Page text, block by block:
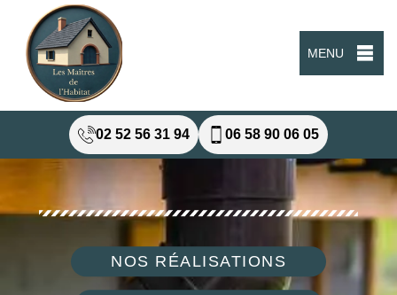
MENU
02 52 56 31 94 06 58 90 06 05
NOS RÉALISATIONS